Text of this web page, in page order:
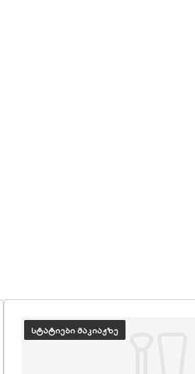
ᲡᲢᲐᲢᲘᲔᲑᲘ ᲛᲐᲙᲘᲐᲟᲖᲔ